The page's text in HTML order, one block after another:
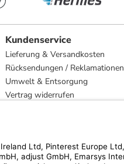
Kundenservice
Lieferung & Versandkosten
Rücksendungen / Reklamationen
Umwelt & Entsorgung
Vertrag widerrufen